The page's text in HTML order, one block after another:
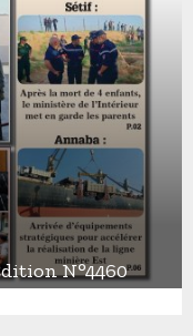
N°4460